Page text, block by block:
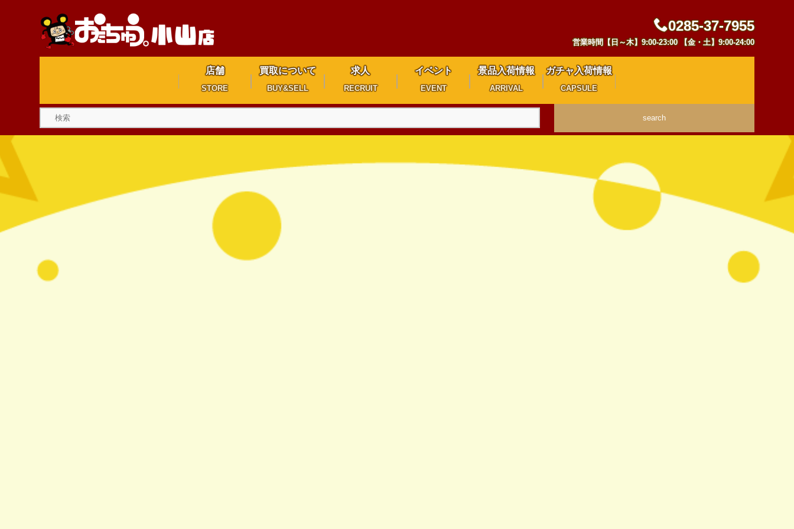
0285-37-7955
営業時間【日～木】9:00-23:00 【金・土】9:00-24:00
店舗
STORE
買取について
BUY&SELL
求人
RECRUIT
イベント
EVENT
景品入荷情報
ARRIVAL
ガチャ入荷情報
CAPSULE
search